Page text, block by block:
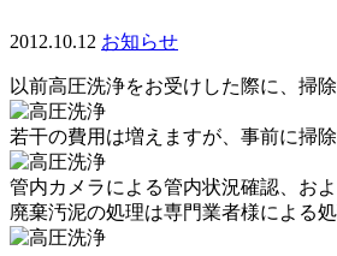
2012.10.12 お知らせ
以前高圧洗浄をお受けした際に、掃
若干の費用は増えますが、事前に掃
管内カメラによる管内状況確認、お
廃棄汚泥の処理は専門業者様による